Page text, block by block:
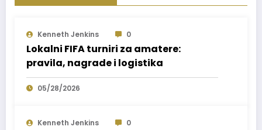
Kenneth Jenkins 0
Lokalni FIFA turniri za amatere:
pravila, nagrade i logistika
05/28/2026
Kenneth Jenkins 0